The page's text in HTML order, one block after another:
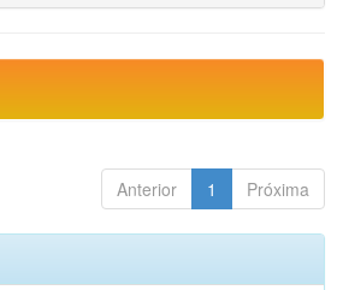
Anterior 1 Próxima